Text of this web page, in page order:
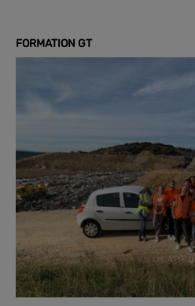
FORMATION GT